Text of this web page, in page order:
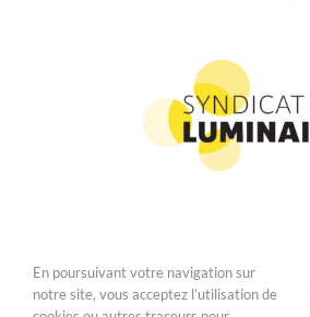
Copyright 2019 Addis Lighting - Tous droits
Générales de Vente|Mentions
En poursuivant votre navigation sur
notre site, vous acceptez l’utilisation de